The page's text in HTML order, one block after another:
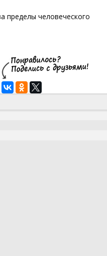
пределы человеческого